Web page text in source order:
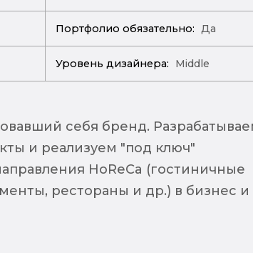
Портфолио обязательно: Да
Уровень дизайнера: Middle
себя бренд.
и реализуем "под ключ"
HoReCa (гостиничные
рестораны и др.) в бизнес и